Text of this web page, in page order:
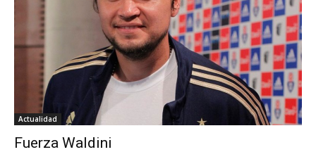
Actualidad
Fuerza Waldini